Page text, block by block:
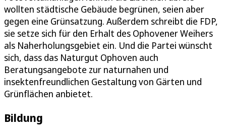
wollten städtische Gebäude begrünen, seien aber
gegen eine Grünsatzung. Außerdem schreibt die FDP,
sie setze sich für den Erhalt des Ophovener Weihers
als Naherholungsgebiet ein. Und die Partei wünscht
sich, dass das Naturgut Ophoven auch
Beratungsangebote zur naturnahen und
insektenfreundlichen Gestaltung von Gärten und
Grünflächen anbietet.
Bildung